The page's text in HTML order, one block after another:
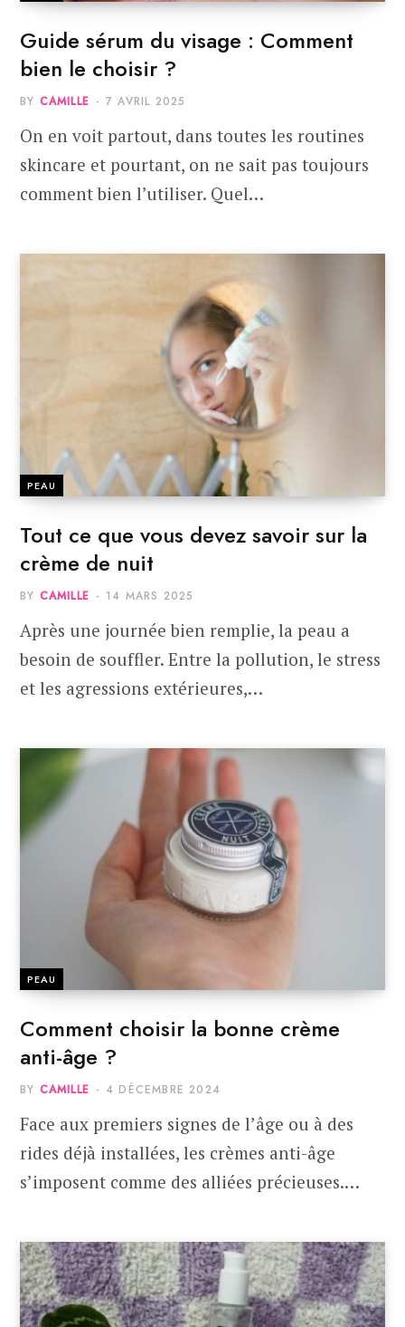
Guide sérum du visage : Comment
bien le choisir ?
BY CAMILLE 7 AVRIL 2025
On en voit partout, dans toutes les routines
skincare et pourtant, on ne sait pas toujours
comment bien l’utiliser. Quel…
PEAU
Tout ce que vous devez savoir sur la
crème de nuit
BY CAMILLE 14 MARS 2025
Après une journée bien remplie, la peau a
besoin de souffler. Entre la pollution, le stress
et les agressions extérieures,…
PEAU
Comment choisir la bonne crème
anti-âge ?
BY CAMILLE 4 DÉCEMBRE 2024
Face aux premiers signes de l’âge ou à des
rides déjà installées, les crèmes anti-âge
s’imposent comme des alliées précieuses.…